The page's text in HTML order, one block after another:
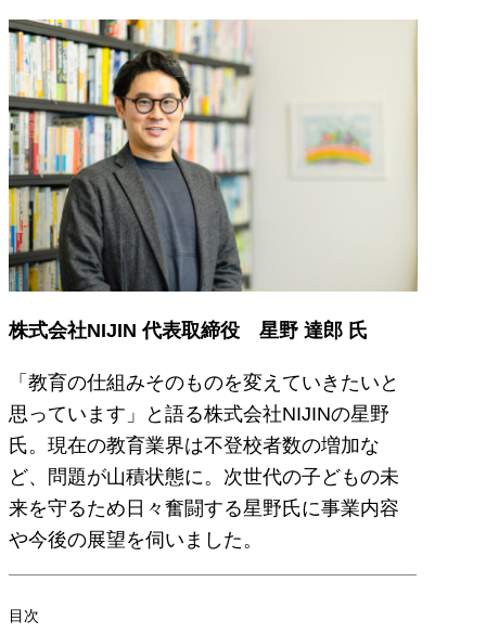
株式会社NIJIN 代表取締役 星野 達郎 氏
「教育の仕組みそのものを変えていきたいと
思っています」と語る株式会社NIJINの星野
氏。現在の教育業界は不登校者数の増加な
ど、問題が山積状態に。次世代の子どもの未
来を守るため日々奮闘する星野氏に事業内容
や今後の展望を伺いました。
目次